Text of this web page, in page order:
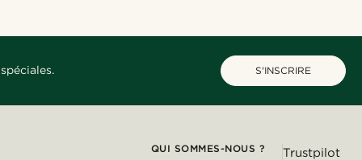
S'INSCRIRE
QUI SOMMES-NOUS ? Trustpilot